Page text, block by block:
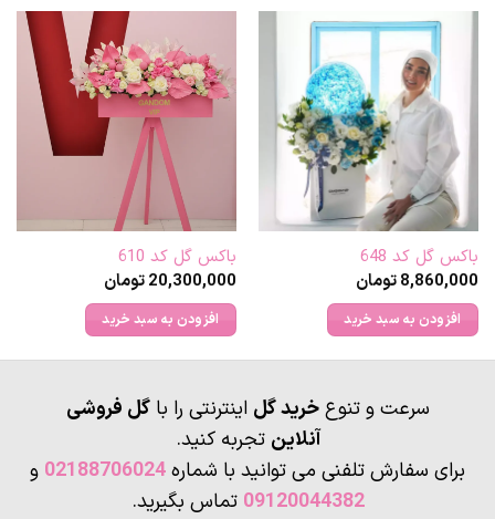
دارای
انواع
مختلفی
ممکن
است
در
صفحه
محصول
شوند
باکس گل کد 648
8,860,000تومان
افزودن به سبد خرید
باکس گل کد 610
20,300,000تومان
افزودن به سبد خرید
سرعت و تنوعخرید گل اینترنتی را باگل فروشی
آنلاین تجربه کنید.
برای سفارش تلفنی می توانید با شماره02188706024 و
09120044382 تماس بگیرید.